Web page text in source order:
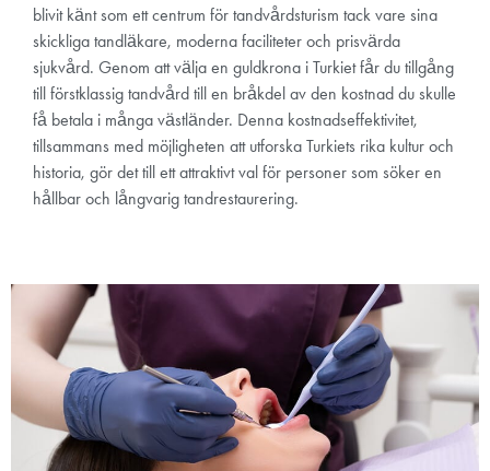
blivit känt som ett centrum för tandvårdsturism tack vare sina
skickliga tandläkare, moderna faciliteter och prisvärda
sjukvård. Genom att välja en guldkrona i Turkiet får du tillgång
till förstklassig tandvård till en bråkdel av den kostnad du skulle
få betala i många västländer. Denna kostnadseffektivitet,
tillsammans med möjligheten att utforska Turkiets rika kultur och
historia, gör det till ett attraktivt val för personer som söker en
hållbar och långvarig tandrestaurering.